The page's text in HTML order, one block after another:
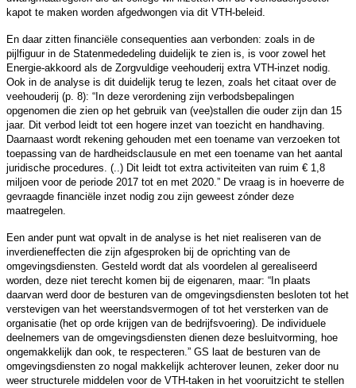
kapot te maken worden afgedwongen via dit VTH-beleid.
En daar zitten financiële consequenties aan verbonden: zoals in de
pijlfiguur in de Statenmededeling duidelijk te zien is, is voor zowel het
Energie-akkoord als de Zorgvuldige veehouderij extra VTH-inzet nodig.
Ook in de analyse is dit duidelijk terug te lezen, zoals het citaat over de
veehouderij (p. 8): “In deze verordening zijn verbodsbepalingen
opgenomen die zien op het gebruik van (vee)stallen die ouder zijn dan 15
jaar. Dit verbod leidt tot een hogere inzet van toezicht en handhaving.
Daarnaast wordt rekening gehouden met een toename van verzoeken tot
toepassing van de hardheidsclausule en met een toename van het aantal
juridische procedures. (..) Dit leidt tot extra activiteiten van ruim € 1,8
miljoen voor de periode 2017 tot en met 2020.” De vraag is in hoeverre de
gevraagde financiële inzet nodig zou zijn geweest zónder deze
maatregelen.
Een ander punt wat opvalt in de analyse is het niet realiseren van de
inverdieneffecten die zijn afgesproken bij de oprichting van de
omgevingsdiensten. Gesteld wordt dat als voordelen al gerealiseerd
worden, deze niet terecht komen bij de eigenaren, maar: “In plaats
daarvan werd door de besturen van de omgevingsdiensten besloten tot het
verstevigen van het weerstandsvermogen of tot het versterken van de
organisatie (het op orde krijgen van de bedrijfsvoering). De individuele
deelnemers van de omgevingsdiensten dienen deze besluitvorming, hoe
ongemakkelijk dan ook, te respecteren.” GS laat de besturen van de
omgevingsdiensten zo nogal makkelijk achterover leunen, zeker door nu
weer structurele middelen voor de VTH-taken in het vooruitzicht te stellen